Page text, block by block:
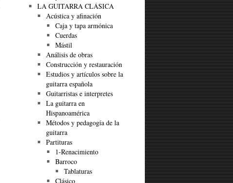
LA GUITARRA CLÁSICA
Acústica y afinación
Caja y tapa armónica
Cuerdas
Mástil
Análisis de obras
Construcción y restauración
Estudios y artículos sobre la
guitarra española
Guitarristas e interpretes
La guitarra en
Hispanoamérica
Métodos y pedagogía de la
guitarra
Partituras
1-Renacimiento
Barroco
Tablaturas
Clásico